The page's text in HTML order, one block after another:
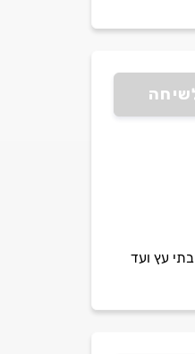
בתי עץ ועד